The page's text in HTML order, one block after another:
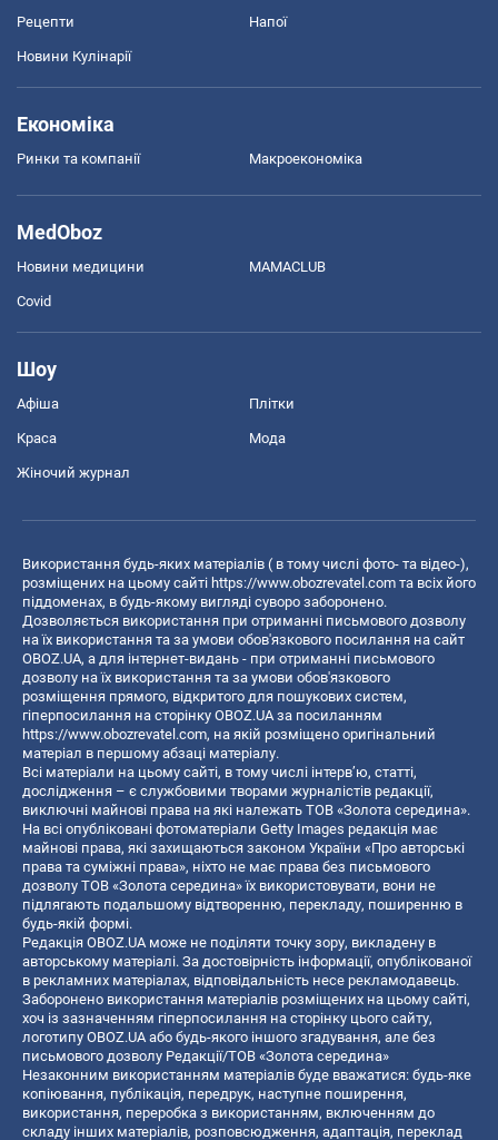
Рецепти Напої
Новини Кулінарії
Економіка
Ринки та компанії Макроекономіка
MedOboz
Новини медицини MAMACLUB
Covid
Шоу
Афіша Плітки
Краса Мода
Жіночий журнал
Використання будь-яких матеріалів ( в тому числі фото- та відео-),
розміщених на цьому сайті https://www.obozrevatel.com та всіх його
піддоменах, в будь-якому вигляді суворо заборонено.
Дозволяється використання при отриманні письмового дозволу
на їх використання та за умови обов'язкового посилання на сайт
OBOZ.UA, а для інтернет-видань - при отриманні письмового
дозволу на їх використання та за умови обов'язкового
розміщення прямого, відкритого для пошукових систем,
гіперпосилання на сторінку OBOZ.UA за посиланням
https://www.obozrevatel.com, на якій розміщено оригінальний
матеріал в першому абзаці матеріалу.
Всі матеріали на цьому сайті, в тому числі інтерв’ю, статті,
дослідження – є службовими творами журналістів редакції,
виключні майнові права на які належать ТОВ «Золота середина».
На всі опубліковані фотоматеріали Getty Images редакція має
майнові права, які захищаються законом України «Про авторські
права та суміжні права», ніхто не має права без письмового
дозволу ТОВ «Золота середина» їх використовувати, вони не
підлягають подальшому відтворенню, перекладу, поширенню в
будь-якій формі.
Редакція OBOZ.UA може не поділяти точку зору, викладену в
авторському матеріалі. За достовірність інформації, опублікованої
в рекламних матеріалах, відповідальність несе рекламодавець.
Заборонено використання матеріалів розміщених на цьому сайті,
хоч із зазначенням гіперпосилання на сторінку цього сайту,
логотипу OBOZ.UA або будь-якого іншого згадування, але без
письмового дозволу Редакції/ТОВ «Золота середина»
Незаконним використанням матеріалів буде вважатися: будь-яке
копiювання, публiкацiя, передрук, наступне поширення,
використання, переробка з використанням, включенням до
складу інших матеріалів, розповсюдження, адаптація, переклад